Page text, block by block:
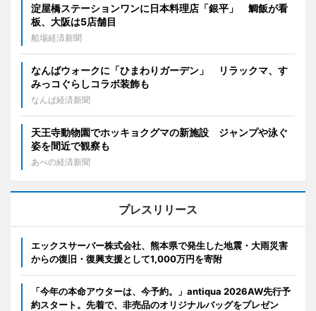
淀屋橋ステーションワンに日本料理店「銀平」 鯛飯が看
板、大阪は5店舗目
船場経済新聞
なんばウォークに「ひまわりガーデン」 リラックマ、す
みっコぐらしコラボ装飾も
なんば経済新聞
天王寺動物園でホッキョクグマの新施設 ジャンプや泳ぐ
姿を間近で観察も
あべの経済新聞
プレスリリース
エックスサーバー株式会社、熊本県で発生した地震・大雨災害
からの復旧・復興支援として1,000万円を寄附
「今年の本命アウターは、今予約。」antiqua 2026AW先行予
約スタート。先着で、非売品のオリジナルバッグをプレゼン